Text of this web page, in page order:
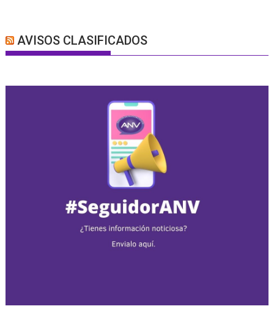
AVISOS CLASIFICADOS